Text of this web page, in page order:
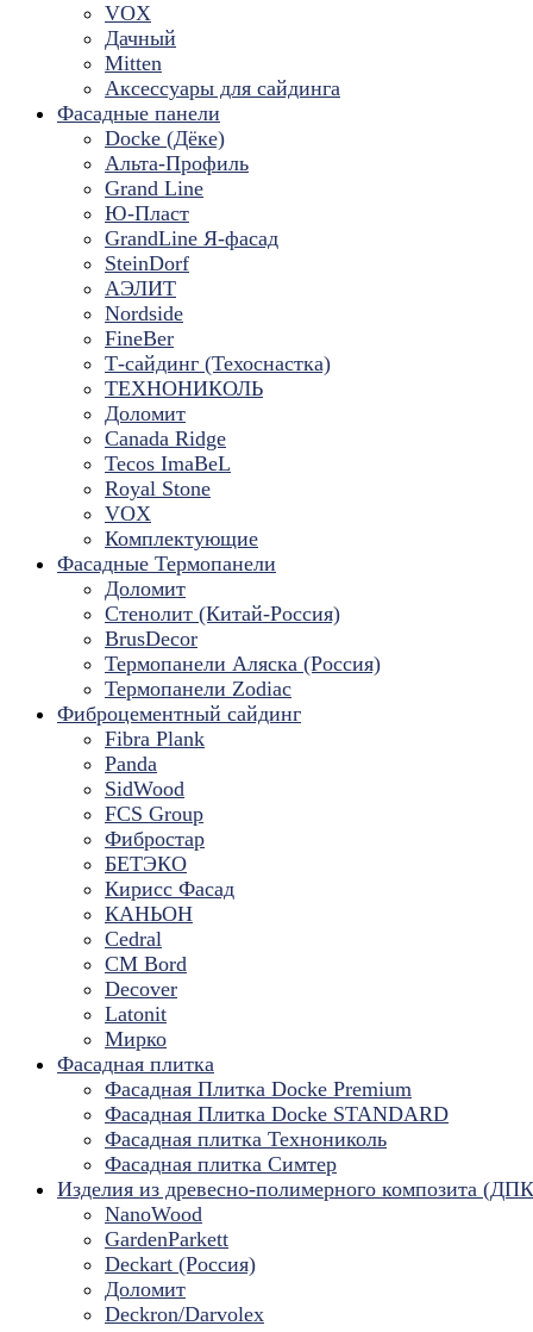
VOX
Дачный
Mitten
Аксессуары для сайдинга
Фасадные панели
Docke (Дёке)
Альта-Профиль
Grand Line
Ю-Пласт
GrandLine Я-фасад
SteinDorf
АЭЛИТ
Nordside
FineBer
Т-сайдинг (Техоснастка)
ТЕХНОНИКОЛЬ
Доломит
Canada Ridge
Tecos ImaBeL
Royal Stone
VOX
Комплектующие
Фасадные Термопанели
Доломит
Стенолит (Китай-Россия)
BrusDecor
Термопанели Аляска (Россия)
Термопанели Zodiac
Фиброцементный сайдинг
Fibra Plank
Panda
SidWood
FCS Group
Фибростар
БЕТЭКО
Кирисс Фасад
КАНЬОН
Cedral
CM Bord
Decover
Latonit
Мирко
Фасадная плитка
Фасадная Плитка Docke Premium
Фасадная Плитка Docke STANDARD
Фасадная плитка Технониколь
Фасадная плитка Симтер
Изделия из древесно-полимерного композита
NanoWood
GardenParkett
Deckart (Россия)
Доломит
Deckron/Darvolex